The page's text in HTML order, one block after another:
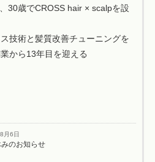
30歳でCROSS hair × scalpを設
技術と髪質改善チューニングを
から13年目を迎える
月6日
のお知らせ